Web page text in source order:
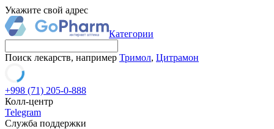
Укажите свой адрес
Категории
Поиск лекарств, например Тримол, Цитрамон
+998 (71) 205-0-888
Колл-центр
Telegram
Служба поддержки